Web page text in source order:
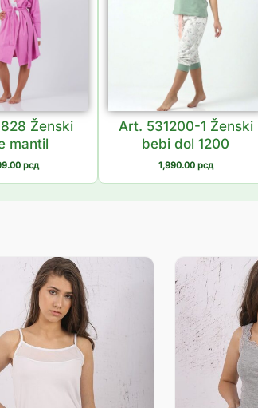
Ženski
mantil
рсд
Art. 531200-1 Ženski
bebi dol 1200
1,990.00 рсд